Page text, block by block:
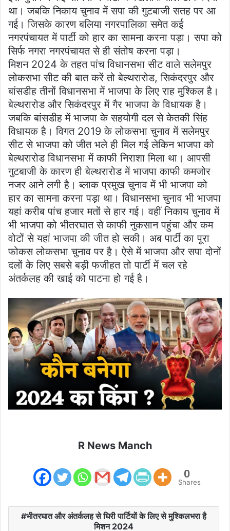
था। जबकि निकाय चुनाव में सपा की गुटबाजी सतह पर आ
गई। जिसके कारण बलिया नगरपालिका समेत कई
नगरपंचायत में पार्टी को हार का सामना करना पड़ा। सपा को
सिर्फ नगरा नगरपंचायत से ही संतोष करना पड़ा।
मिशन 2024 के तहत पांच विधानसभा सीट वाले सलेमपुर
लोकसभा सीट की बात करें तो बेल्थरारोड, सिकंदरपुर और
बांसडीह तीनों विधानसभा में भाजपा के लिए राह मुश्किल है।
बेल्थरारोड और सिकंदरपुर में गैर भाजपा के विधायक है।
जबकि बांसडीह में भाजपा के सहयोगी दल से केतकी सिंह
विधायक है। विगत 2019 के लोकसभा चुनाव में सलेमपुर
सीट से भाजपा को जीत भले ही मिल गई लेकिन भाजपा को
बेल्थरारोड विधानसभा में काफी निराशा मिला था। आपसी
गुटबाजी के कारण ही बेल्थरारोड में भाजपा काफी कमजोर
नजर आने लगी है। ब्लाक प्रमुख चुनाव में भी भाजपा को
हार का सामना करना पड़ा था। विधानसभा चुनाव भी भाजपा
यहां करीब पांच हजार मतों से हार गई। वहीं निकाय चुनाव में
भी भाजपा को भीतरघात से काफी नुकसान पहुंचा और कम
वोटों से यहां भाजपा की जीत हो सकी। अब पार्टी का पूरा
फोकस लोकसभा चुनाव पर है। ऐसे में भाजपा और सपा दोनों
दलों के लिए सबसे बड़ी फजीहत तो पार्टी में चल रहे
अंतर्कलह की खाई को पाटना हो गई है।
R News Manch
0
Shares
भीतरघात और अंतर्कलह से घिरी पार्टियों के लिए से मुश्किलभरा है
मिशन 2024